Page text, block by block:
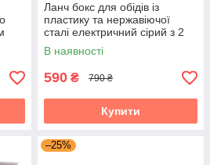
Ланч бокс для обідів із
пластику та нержавіючої
сталі електричний сірий з 2
ємностями на 1л Kamille KM-
2130
В наявності
590 ₴ 790 ₴
Купити
–25%